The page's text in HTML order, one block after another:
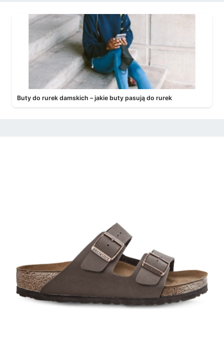
Buty do rurek damskich – jakie buty pasują do rurek